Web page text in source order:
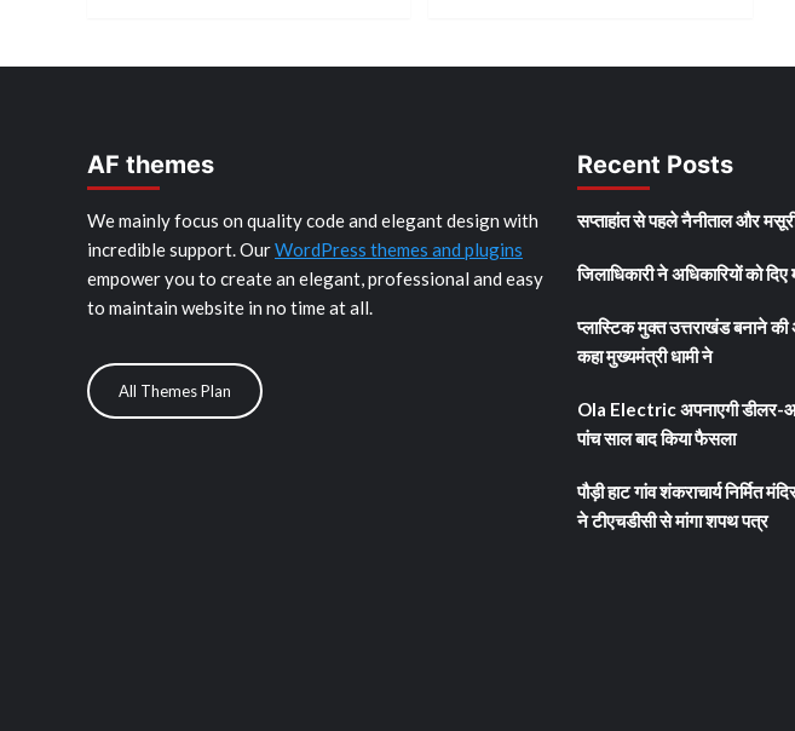
AF themes
We mainly focus on quality code and elegant design with
incredible support. OurWordPress themes and plugins
empower you to create an elegant, professional and easy
to maintain website in no time at all.
All Themes Plan
Recent Posts
सप्ताहांत से पहले नैनीताल और
जिलाधिकारी ने अधिकारियों को
प्लास्टिक मुक्त उत्तराखंड बनाने की
कहा मुख्यमंत्री धामी ने
Ola Electric अपनाएगी डीलर-
पांच साल बाद किया फैसला
पौड़ी हाट गांव शंकराचार्य निर्मित
ने टीएचडीसी से मांगा शपथ पत्र